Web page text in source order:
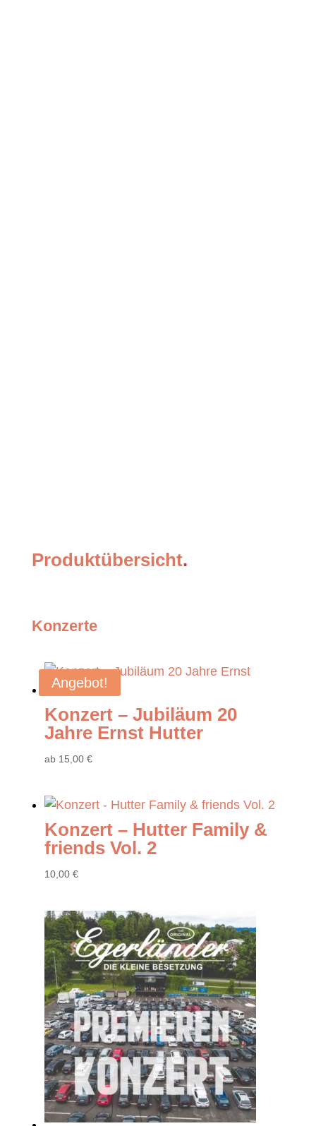
Produktübersicht.
Konzerte
Angebot!
Konzert – Jubiläum 20
Jahre Ernst Hutter
ab 15 ,00 €
Konzert – Hutter Family &
friends Vol. 2
10,00 €